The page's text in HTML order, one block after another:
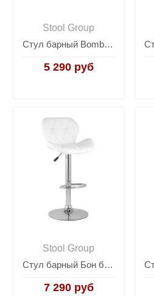
Stool Group
Стул барный Bomba (Бомба) белый
5 290 руб
Stool Group
Стул барный Бон белый
7 290 руб